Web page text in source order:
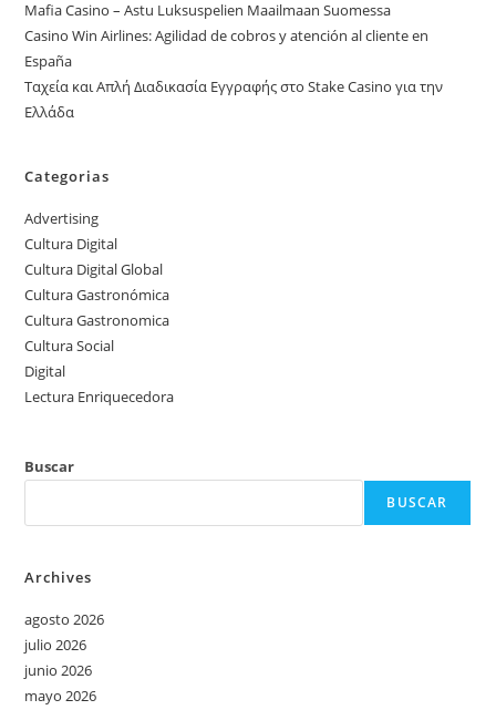
Mafia Casino – Astu Luksuspelien Maailmaan Suomessa
Casino Win Airlines: Agilidad de cobros y atención al cliente en
España
Ταχεία και Απλή Διαδικασία Εγγραφής στο Stake Casino για την
Ελλάδα
Categorias
Advertising
Cultura Digital
Cultura Digital Global
Cultura Gastronómica
Cultura Gastronomica
Cultura Social
Digital
Lectura Enriquecedora
Buscar
BUSCAR
Archives
agosto 2026
julio 2026
junio 2026
mayo 2026